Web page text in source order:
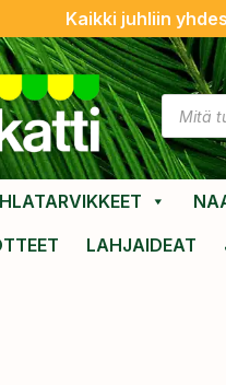
Kaikki juhliin
LAHJAIDEAT